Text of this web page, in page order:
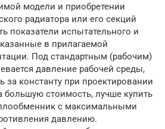
модели и приобретении
радиатора или его секций
показатели испытательного и
в прилагаемой
Под стандартным (рабочим)
давление рабочей среды,
за константу при проектировании
большую стоимость, лучше купить
с максимальными
давлению.